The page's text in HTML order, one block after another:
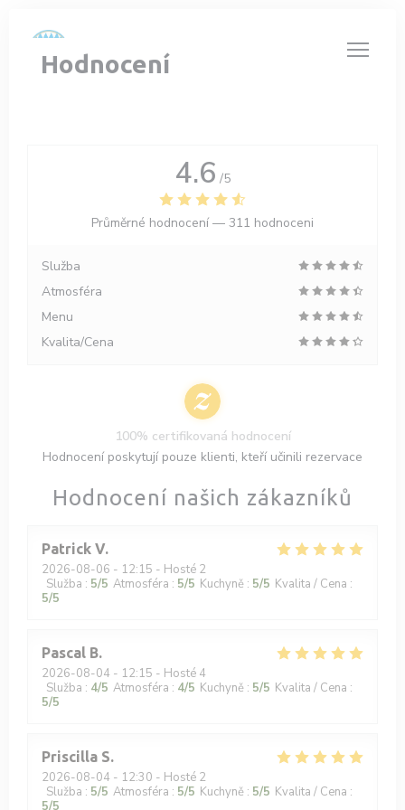
Hodnocení
Hodnocení našich zákazníků
Patrick V
2026-08-06 - 12:15 - Hosté 2
Služba : 5/5 Atmosféra : 5/5 Kuchyně : 5/5 Kvalita / Cena :
5/5
Pascal B
2026-08-04 - 12:15 - Hosté 4
Služba : 4/5 Atmosféra : 4/5 Kuchyně : 5/5 Kvalita / Cena :
5/5
Priscilla S
2026-08-04 - 12:30 - Hosté 2
Služba : 5/5 Atmosféra : 5/5 Kuchyně : 5/5 Kvalita / Cena :
5/5
4.6 /5
Průměrné hodnocení — 311 hodnoceni
Služba
Atmosféra
Menu
Kvalita/Cena
100% certifikovaná hodnocení
Hodnocení poskytují pouze klienti, kteří učinili rezervace